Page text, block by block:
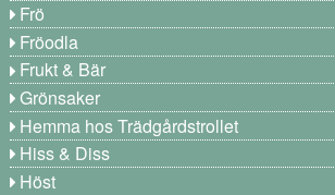
Frö
Fröodla
Frukt & Bär
Grönsaker
Hemma hos Trädgårdstrollet
Hiss & Diss
Höst